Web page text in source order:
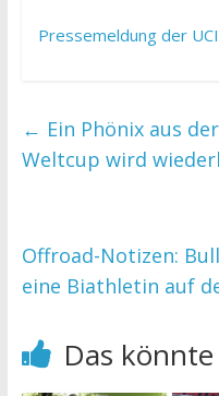
Pressemeldung der UCI
← Ein Phönix aus
Weltcup wird
Offroad-Notizen:
eine Biathletin auf
Das